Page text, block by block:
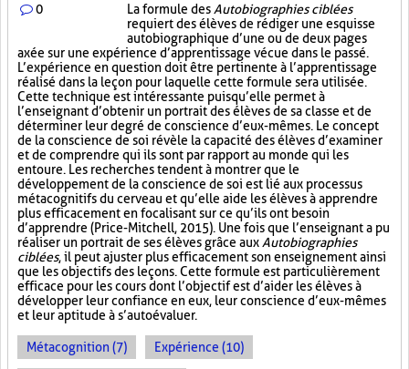
0 La formule des Autobiographies ciblées
requiert des élèves de rédiger une esquisse
autobiographique d’une ou de deux pages
axée sur une expérience d’apprentissage vécue dans le passé.
L’expérience en question doit être pertinente à l’apprentissage
réalisé dans la leçon pour laquelle cette formule sera utilisée.
Cette technique est intéressante puisqu’elle permet à
l’enseignant d’obtenir un portrait des élèves de sa classe et de
déterminer leur degré de conscience d’eux-mêmes. Le concept
de la conscience de soi révèle la capacité des élèves d’examiner
et de comprendre qui ils sont par rapport au monde qui les
entoure. Les recherches tendent à montrer que le
développement de la conscience de soi est lié aux processus
métacognitifs du cerveau et qu’elle aide les élèves à apprendre
plus efficacement en focalisant sur ce qu’ils ont besoin
d’apprendre (Price-Mitchell, 2015). Une fois que l’enseignant a pu
réaliser un portrait de ses élèves grâce aux Autobiographies
ciblées, il peut ajuster plus efficacement son enseignement ainsi
que les objectifs des leçons. Cette formule est particulièrement
efficace pour les cours dont l’objectif est d’aider les élèves à
développer leur confiance en eux, leur conscience d’eux-mêmes
et leur aptitude à s’autoévaluer.
Métacognition (7) Expérience (10)